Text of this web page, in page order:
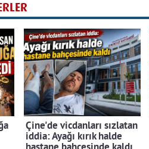
Çine'de vicdanları sızlatan
iddia: Ayağı kırık halde